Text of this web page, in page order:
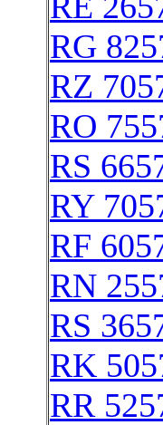
RG
RZ
RO
RS
RY
RF
RN
RS
RK
RR